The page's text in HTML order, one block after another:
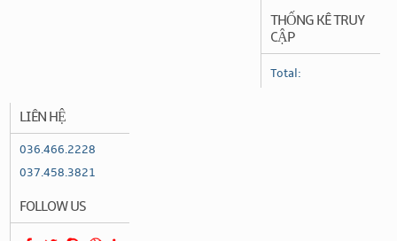
THỐNG KÊ TRUY
CẬP
Total:
LIÊN HỆ
036.466.2228
037.458.3821
FOLLOW US